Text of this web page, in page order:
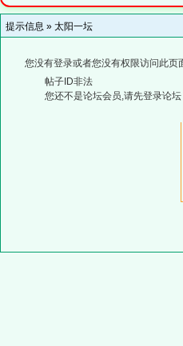
提示信息 » 太阳一坛
您没有登录或者您没有权限访问此页
帖子ID非法
您还不是论坛会员,请先登录论坛